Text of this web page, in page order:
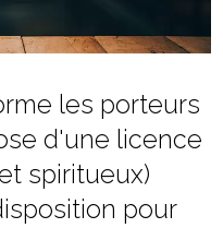
les porteurs
d'une licence
spiritueux)
pour